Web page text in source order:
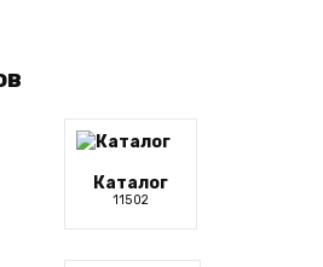
Каталог
11502